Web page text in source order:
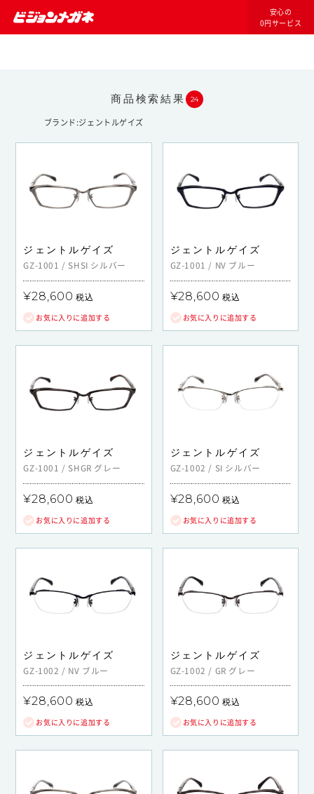
安心の
0円サービス
商品検索結果 24
ブランド ジェントルゲイズ
ジェントルゲイズ
GZ-1001 / SHSI シルバー
¥28,600 税込
お気に入りに追加する
ジェントルゲイズ
GZ-1001 / NV ブルー
¥28,600 税込
お気に入りに追加する
ジェントルゲイズ
GZ-1001 / SHGR グレー
¥28,600 税込
お気に入りに追加する
ジェントルゲイズ
GZ-1002 / SI シルバー
¥28,600 税込
お気に入りに追加する
ジェントルゲイズ
GZ-1002 / NV ブルー
¥28,600 税込
お気に入りに追加する
ジェントルゲイズ
GZ-1002 / GR グレー
¥28,600 税込
お気に入りに追加する